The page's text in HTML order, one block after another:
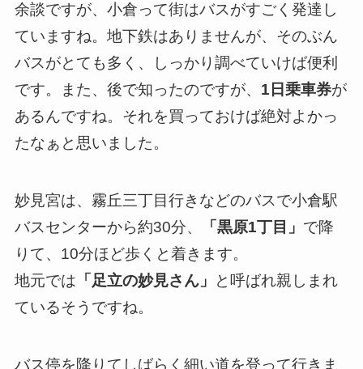
余談ですが、小倉って街はバスがすごく発達し
ていますね。地下鉄はありませんが、そのぶん
バスがとても多く、しっかり調べていけば便利
です。また、後で知ったのですが、 1日乗車券が
あるんですね。それを買っておけば絶対よかっ
たなぁと思いました。
妙見宮は、霧丘三丁目行きなどのバスで小倉駅
バスセンターから約30分、
「黒原1丁目」 で降
りて、10分ほど歩くと着きます。
地元では 「足立の妙見さん」
と呼ばれ親しまれ
ているそうですね。
バス停を降りてしばらく細い道を登って行きま